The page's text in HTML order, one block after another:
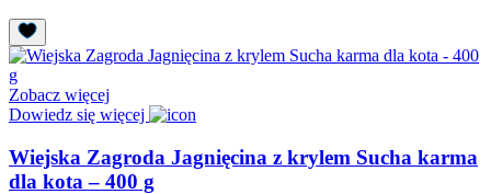
Zobacz więcej
Dowiedz się więcej
Wiejska Zagroda Jagnięcina z krylem Sucha karma
dla kota – 400 g